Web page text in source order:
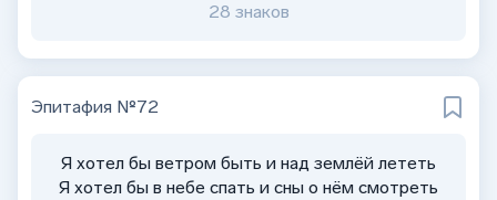
28 знаков
Эпитафия №72
Я хотел бы ветром быть и над землёй лететь
Я хотел бы в небе спать и сны о нём смотреть